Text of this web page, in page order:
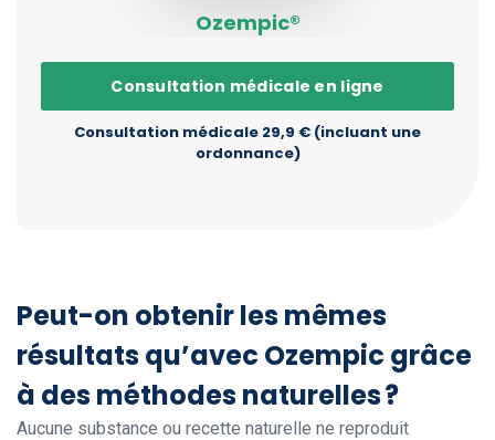
Ozempic®
Consultation médicale en ligne
Consultation médicale 29,9 € (incluant une
ordonnance)
Peut-on obtenir les mêmes
résultats qu’avec Ozempic grâce
à des méthodes naturelles ?
Aucune substance ou recette naturelle ne reproduit